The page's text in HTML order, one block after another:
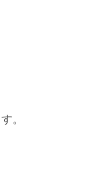
。